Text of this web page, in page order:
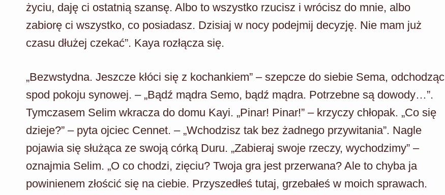
życiu, daję ci ostatnią szansę. Albo to wszystko rzucisz i wrócisz do mnie, albo
zabiorę ci wszystko, co posiadasz. Dzisiaj w nocy podejmij decyzję. Nie mam już
czasu dłużej czekać”. Kaya rozłącza się.
„Bezwstydna. Jeszcze kłóci się z kochankiem” – szepcze do siebie Sema, odchodząc
spod pokoju synowej. – „Bądź mądra Semo, bądź mądra. Potrzebne są dowody…”.
Tymczasem Selim wkracza do domu Kayi. „Pinar! Pinar!” – krzyczy chłopak. „Co się
dzieje?” – pyta ojciec Cennet. – „Wchodzisz tak bez żadnego przywitania”. Nagle
pojawia się służąca ze swoją córką Duru. „Zabieraj swoje rzeczy, wychodzimy” –
oznajmia Selim. „O co chodzi, zięciu? Twoja gra jest przerwana? Ale to chyba ja
powinienem złościć się na ciebie. Przyszedłeś tutaj, grzebałeś w moich sprawach.